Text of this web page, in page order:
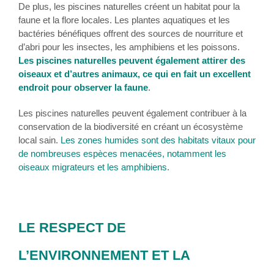
De plus, les piscines naturelles créent un habitat pour la
faune et la flore locales. Les plantes aquatiques et les
bactéries bénéfiques offrent des sources de nourriture et
d’abri pour les insectes, les amphibiens et les poissons.
Les piscines naturelles peuvent également attirer des
oiseaux et d’autres animaux, ce qui en fait un excellent
endroit pour observer la faune.
Les piscines naturelles peuvent également contribuer à la
conservation de la biodiversité en créant un écosystème
local sain. Les zones humides sont des habitats vitaux pour
de nombreuses espèces menacées, notamment les
oiseaux migrateurs et les amphibiens.
LE RESPECT DE
L’ENVIRONNEMENT ET LA